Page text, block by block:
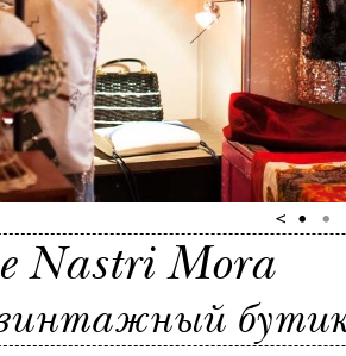
Nastri Mora